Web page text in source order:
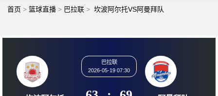
首页 > 篮球直播 > 巴拉联 > 坎波阿尔托VS阿曼拜队
巴拉联